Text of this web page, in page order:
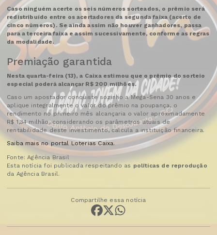
Caso ninguém acerte os seis números sorteados, o prêmio será
redistribuído entre os acertadores da segunda faixa (acerto de
cinco números). Se ainda assim não houver ganhadores, passa
para a terceira faixa e assim sucessivamente, conforme as regras
da modalidade.
Premiação garantida
Nesta quarta-feira (13), a Caixa estimou que o prêmio do sorteio
especial poderá alcançar R$ 200 milhões.
Caso um apostador conquiste sozinho a Mega-Sena 30 anos e
aplique integralmente o valor do prêmio na poupança, o
rendimento no primeiro mês alcançaria o valor aproximadamente
R$ 1,34 milhão, considerando os parâmetros atuais de
rentabilidade deste investimento, calcula a instituição financeira.
Saiba mais no portal Loterias Caixa.
Fonte: Agência Brasil
Esta notícia foi publicada respeitando as políticas de reprodução
da Agência Brasil.
Compartilhe essa notícia